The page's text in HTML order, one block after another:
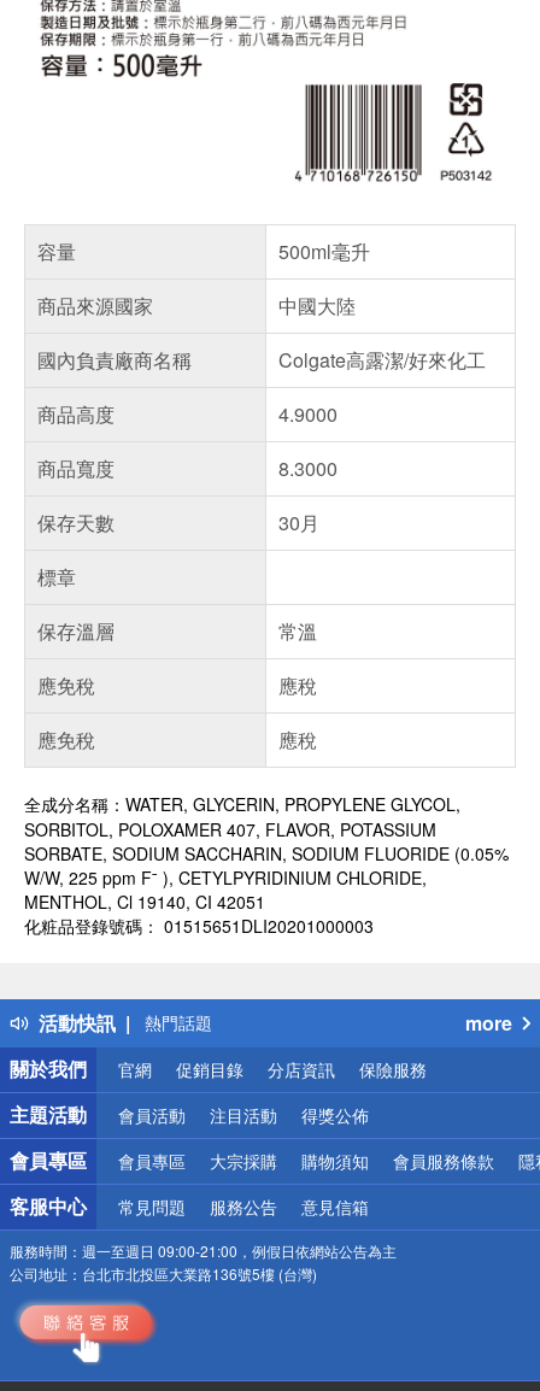
容量
500ml毫升
商品來源國家
中國大陸
國內負責廠商名稱
Colgate高露潔/好來化工
商品高度
4.9000
商品寬度
8.3000
保存天數
30月
標章
保存溫層
常溫
應免稅
應稅
應免稅
應稅
全成分名稱：WATER, GLYCERIN, PROPYLENE GLYCOL,
SORBITOL, POLOXAMER 407, FLAVOR, POTASSIUM
SORBATE, SODIUM SACCHARIN, SODIUM FLUORIDE (0.05%
W/W, 225 ppm Fˉ ), CETYLPYRIDINIUM CHLORIDE,
MENTHOL, Cl 19140, CI 42051
化粧品登錄號碼： 01515651DLI20201000003
活動快訊
得獎公告
熱門話題
銀行優惠
偏遠地區配送
詐騙網頁！請小心！
more
關於我們
官網 促銷目錄 分店資訊 保險服務
主題活動 會員活動 注目活動 得獎公佈
會員專區 會員專區 大宗採購 購物須知 會員服務條款 隱
客服中心 常見問題 服務公告 意見信箱
服務時間： 週一至週日 09:00-21:00，例假日依網站公告為主
公司地址： 台北市北投區大業路136號5樓 (台灣)